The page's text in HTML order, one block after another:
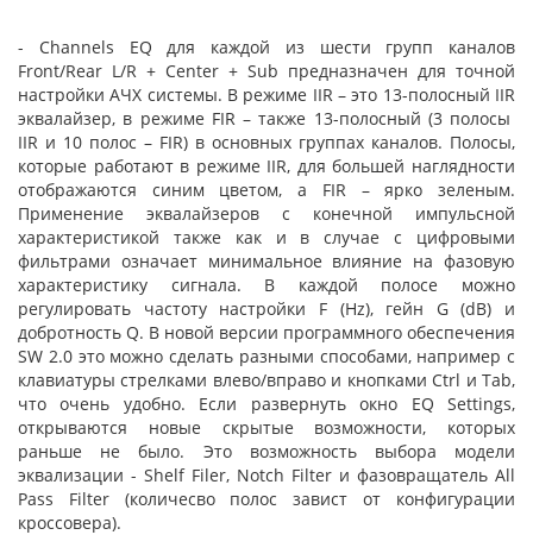
- Channels EQ для каждой из шести групп каналов
Front/Rear L/R + Center + Sub предназначен для точной
настройки АЧХ системы. В режиме IIR – это 13-полосный IIR
эквалайзер, в режиме FIR – также 13-полосный (3 полосы
IIR и 10 полос – FIR) в основных группах каналов. Полосы,
которые работают в режиме IIR, для большей наглядности
отображаются синим цветом, а FIR – ярко зеленым.
Применение эквалайзеров с конечной импульсной
характеристикой также как и в случае с цифровыми
фильтрами означает минимальное влияние на фазовую
характеристику сигнала. В каждой полосе можно
регулировать частоту настройки F (Hz), гейн G (dB) и
добротность Q. В новой версии программного обеспечения
SW 2.0 это можно сделать разными способами, например с
клавиатуры стрелками влево/вправо и кнопками Ctrl и Tab,
что очень удобно. Если развернуть окно EQ Settings,
открываются новые скрытые возможности, которых
раньше не было. Это возможность выбора модели
эквализации - Shelf Filer, Notch Filter и фазовращатель All
Pass Filter (количесво полос завист от конфигурации
кроссовера).